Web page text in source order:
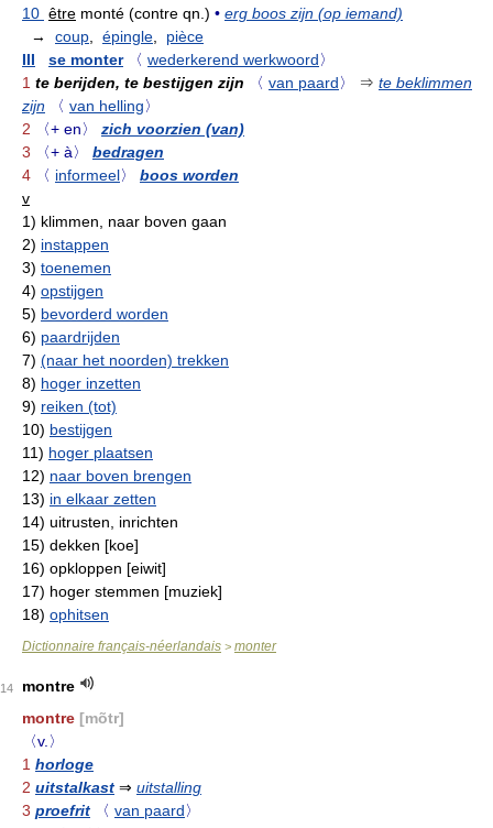
10 être monté (contre qn.) • erg boos zijn (op iemand)
→ coup épingle
pièce
III
se monter 〈 wederkerend werkwoord〉
1 te berijden, te bestijgen zijn 〈 van paard〉 ⇒ te beklimmen
zijn
〈 van helling〉
2
〈+ en〉
zich voorzien (van)
3
〈+ à〉
bedragen
4
〈 informeel〉
boos worden
v
1) klimmen, naar boven gaan
2) instappen
3) toenemen
4) opstijgen
5) bevorderd worden
6) paardrijden
7) (naar het noorden) trekken
8) hoger inzetten
9) reiken (tot)
10) bestijgen
11) hoger plaatsen
12) naar boven brengen
13) in elkaar zetten
14) uitrusten, inrichten
15) dekken [koe]
16) opkloppen [eiwit]
17) hoger stemmen [muziek]
18) ophitsen
Dictionnaire français-néerlandais > monter
14
montre
montre [mõtr]
〈v.〉
1 horloge
2 uitstalkast ⇒ uitstalling
3 proefrit 〈 van paard〉